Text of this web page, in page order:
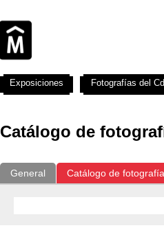
Catálogo de
General Catálogo de
Exposiciones Fotografías del